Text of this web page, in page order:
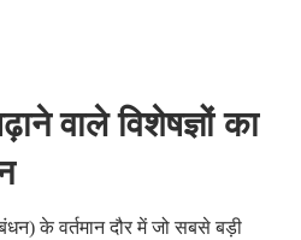
वाले विशेषज्ञों का
के वर्तमान दौर में जो सबसे बड़ी